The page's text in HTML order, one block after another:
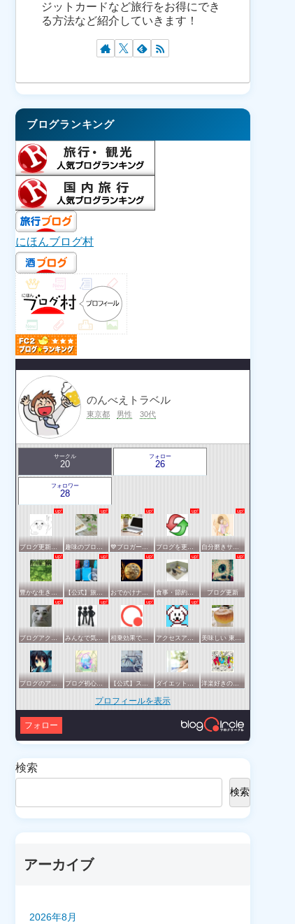
ジットカードなど旅行をお得にでき
る方法など紹介していきます！
ブログランキング
にほんブログ村
のんべえトラベル
東京都 男性 30代
サークル
20
フォロー
26
フォロワー
28
ブログ更新報告サークル 趣味のブログを楽しむ会 💙ブロガー応援&更新報告♪💙 ブログを更新したらここで報告 自分磨きサークル
豊かな生き方サークル 【公式】旅行サークル おでかけナビ：ブロガーの地元・観光・グルメ情報 グリット / きっとおでかけしたくなる集い♪♪ 食事・節約・断捨離などの暮らし全般サークル ブログ更新
ブログアクセスアップサークル みんなで気軽にアクセスアップ 相乗効果でWINWIN!「はてブ・ランキング」応援サークル！！！ アクセスアップのお手伝い！ブログサークルあんてな 美味しい 東京・横浜
ブログのアクセスアップを目指したい方一緒に頑張りましょう ブログ初心者の集い 【公式】スポーツ・アウトドアサークル ダイエットや美容の実践情報を公開する賢明なブロガーの集い 洋楽好きのためのサークル
プロフィールを表示
フォロー
検索
検索
アーカイブ
2026年8月